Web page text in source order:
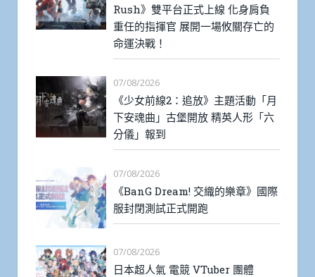
Rush》雙平台正式上線 化身肩負
重任的指揮官 展開一場攸關存亡的
命運決戰！
07/08/2026
《少女前線2：追放》主題活動「月
下安魂曲」古堡開放 精英人形「六
分儀」報到
07/08/2026
《BanG Dream! 交織的樂章》國際
服封閉測試正式開跑
07/08/2026
日本超人氣 電競 VTuber 團體